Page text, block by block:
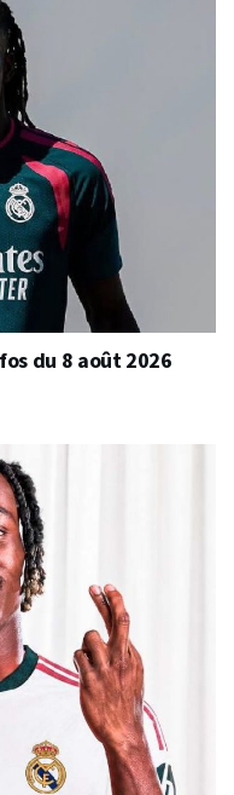
du 8 août 2026